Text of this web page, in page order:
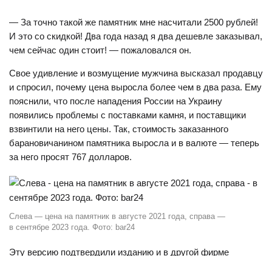
— За точно такой же памятник мне насчитали 2500 рублей!
И это со скидкой! Два года назад я два дешевле заказывал,
чем сейчас один стоит! — пожаловался он.
Свое удивление и возмущение мужчина высказал продавцу
и спросил, почему цена выросла более чем в два раза. Ему
пояснили, что после нападения России на Украину
появились проблемы с поставками камня, и поставщики
взвинтили на него цены. Так, стоимость заказанного
барановичанином памятника выросла и в валюте — теперь
за него просят 767 долларов.
Слева — цена на памятник в августе 2021 года, справа —
в сентябре 2023 года. Фото: bar24
Эту версию подтвердили изданию и в другой фирме